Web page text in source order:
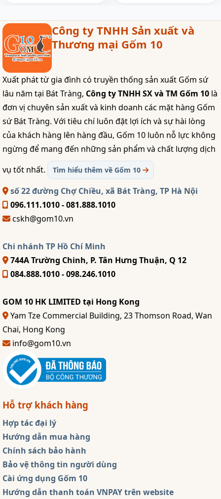
Công ty TNHH Sản xuất và
Thương mại Gốm 10
Xuất phát từ gia đình có truyền thống sản xuất Gốm sứ
lâu năm tại Bát Tràng, Công ty TNHH SX và TM Gốm 10 là
đơn vị chuyên sản xuất và kinh doanh các mặt hàng Gốm
sứ Bát Tràng. Với tiêu chí luôn đặt lợi ích và sự hài lòng
của khách hàng lên hàng đầu, Gốm 10 luôn nỗ lực không
ngừng để mang đến những sản phẩm và chất lượng dịch
vụ tốt nhất.
Tìm hiểu thêm về Gốm 10
số 22 đường Chợ Chiều, xã Bát Tràng, TP Hà Nội
096.111.1010 - 081.888.1010
cskh@gom10.vn
Chi nhánh TP Hồ Chí Minh
744A Trường Chinh, P. Tân Hưng Thuận, Q 12
084.888.1010 - 098.246.1010
GOM 10 HK LIMITED tại Hong Kong
Yam Tze Commercial Building, 23 Thomson Road, Wan
Chai, Hong Kong
info@gom10.vn
Hỗ trợ khách hàng
Hợp tác đại lý
Hướng dẫn mua hàng
Chính sách bảo hành
Bảo vệ thông tin người dùng
Cài ứng dụng Gốm 10
Hướng dẫn thanh toán VNPAY trên website